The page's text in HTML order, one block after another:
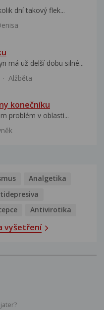
dní takový flek...
má už delší dobu silné...
Alžběta
konečníku
problém v oblasti...
Analgetika
Antivirotika
vyšetření